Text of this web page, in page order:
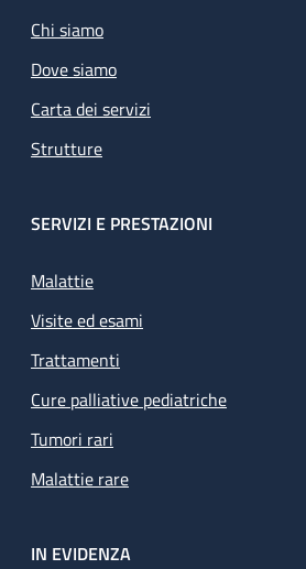
Chi siamo
Dove siamo
Carta dei servizi
Strutture
SERVIZI E PRESTAZIONI
Malattie
Visite ed esami
Trattamenti
Cure palliative pediatriche
Tumori rari
Malattie rare
IN EVIDENZA